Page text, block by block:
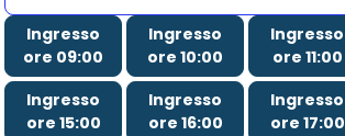
Ingresso
ore 09:00
Ingresso
ore 10:00
Ingresso
ore 11:00
Ingresso
ore 15:00
Ingresso
ore 16:00
Ingresso
ore 17:00